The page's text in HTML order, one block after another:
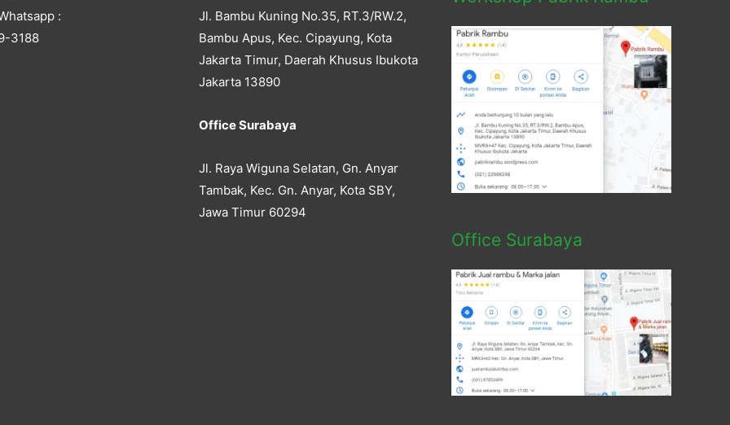
:
3188
Jl. Bambu Kuning No.35, RT.3/RW.2,
Bambu Apus, Kec. Cipayung, Kota
Jakarta Timur, Daerah Khusus Ibukota
Jakarta 13890
Office Surabaya
Jl. Raya Wiguna Selatan, Gn. Anyar
Tambak, Kec. Gn. Anyar, Kota SBY,
Jawa Timur 60294
Office Surabaya